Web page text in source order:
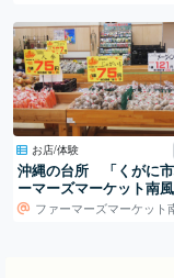
お店/体験
沖縄の台所 「くがに
ーマーズマーケット南
ファーマーズマーケット南風原 く